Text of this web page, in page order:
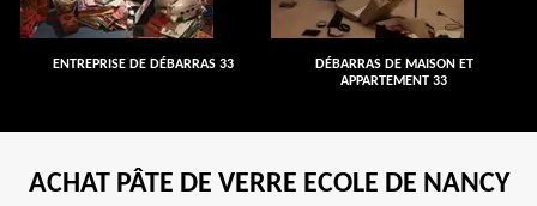
ENTREPRISE DE DÉBARRAS 33
DÉBARRAS DE MAISON ET
APPARTEMENT 33
ACHAT PÂTE DE VERRE ECOLE DE NANCY